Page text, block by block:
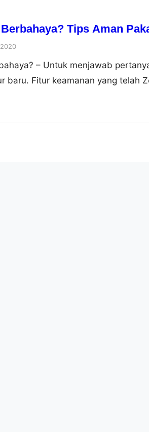
Berbahaya? Tips Aman
– Untuk menjawab
baru. Fitur keamanan yang telah
2 faktor (2FA). Fitur ini
dan mencegah pelanggaran